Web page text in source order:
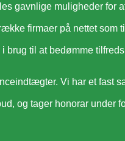
gavnlige muligheder for
firmaer på nettet som
brug til at bedømme
Vi har et fast
og tager honorar under